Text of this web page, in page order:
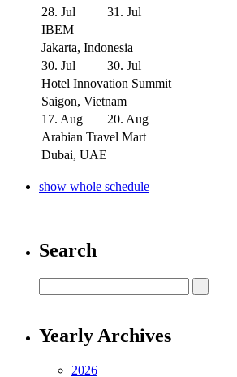
28. Jul
31. Jul
IBEM
Jakarta, Indonesia
30. Jul
30. Jul
Hotel Innovation Summit
Saigon, Vietnam
17. Aug
20. Aug
Arabian Travel Mart
Dubai, UAE
show whole schedule
Search
Yearly Archives
2026